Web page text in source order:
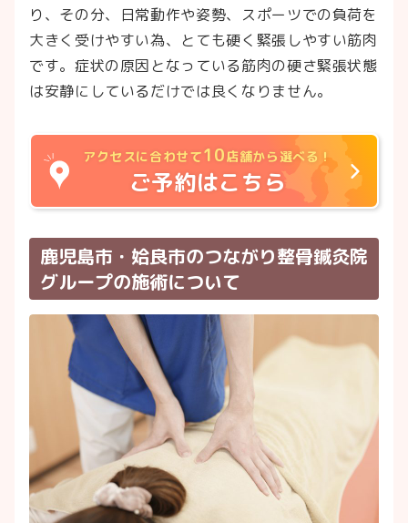
り、その分、日常動作や姿勢、スポーツでの負荷を
大きく受けやすい為、とても硬く緊張しやすい筋肉
です。症状の原因となっている筋肉の硬さ緊張状態
は安静にしているだけでは良くなりません。
アクセスに合わせて10店舗から選べる！
ご予約はこちら
鹿児島市・姶良市のつながり整骨鍼灸院
グループの施術について